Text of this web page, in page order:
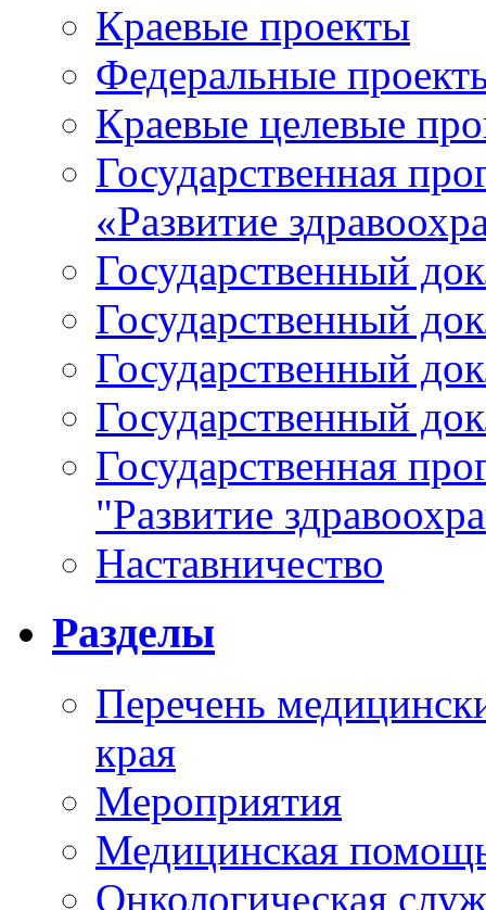
Краевые проекты
Федеральные
Краевые целевые
Государственная
«Развитие
Государственный
Государственный
Государственный
Государственный
Государственная
"Развитие
Наставничество
Разделы
Перечень
края
Мероприятия
Медицинская
Онкологическая